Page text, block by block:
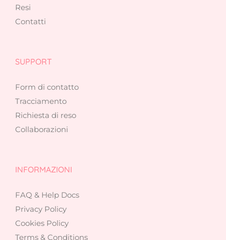
Resi
Contatti
SUPPORT
Form di contatto
Tracciamento
Richiesta di reso
Collaborazioni
INFORMAZIONI
FAQ & Help Docs
Privacy Policy
Cookies Policy
Terms & Conditions